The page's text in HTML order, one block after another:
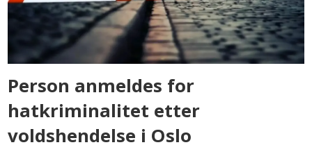
Person anmeldes for
hatkriminalitet etter
voldshendelse i Oslo